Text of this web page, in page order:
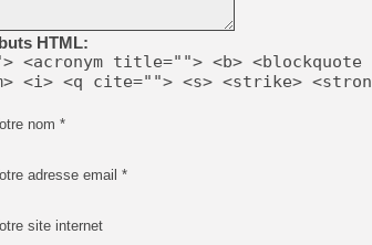
[Mo5] Deux inédits du
[GK] Le beat'em up The
[GK] Endless Legend 2 :
[LS] [PS5] Le WebKit
[GK] Oubliez Crazy Taxi,
HTML:
title=""> <b> <blockquote
<i> <q cite=""> <s> <strike>
nom *
adresse email *
site internet